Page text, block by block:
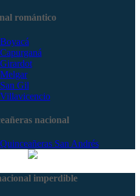
romántico
Boyacá
Capurganá
Girardot
Melgar
San Gil
Villavicencio
nacional
Quinceañeras San Andrés
imperdible